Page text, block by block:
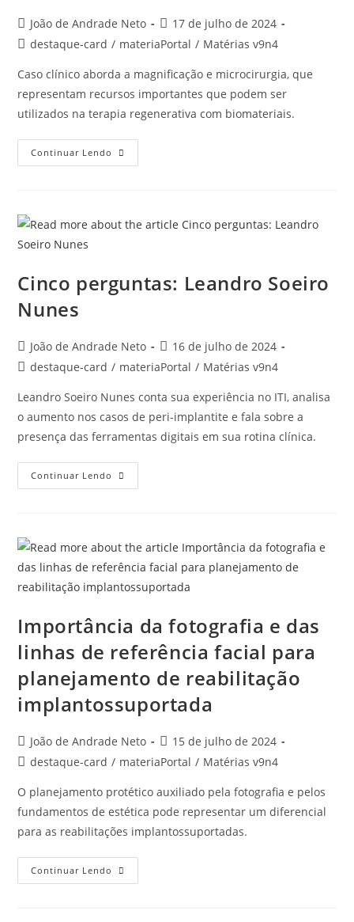
João de Andrade Neto
17 de julho de 2024
destaque-card / materiaPortal / Matérias v9n4
Caso clínico aborda a magnificação e microcirurgia, que
representam recursos importantes que podem ser
utilizados na terapia regenerativa com biomateriais.
Continuar Lendo
Cinco perguntas: Leandro Soeiro
Nunes
João de Andrade Neto
16 de julho de 2024
destaque-card / materiaPortal / Matérias v9n4
Leandro Soeiro Nunes conta sua experiência no ITI, analisa
o aumento nos casos de peri-implantite e fala sobre a
presença das ferramentas digitais em sua rotina clínica.
Continuar Lendo
Importância da fotografia e das
linhas de referência facial para
planejamento de reabilitação
implantossuportada
João de Andrade Neto
15 de julho de 2024
destaque-card / materiaPortal / Matérias v9n4
O planejamento protético auxiliado pela fotografia e pelos
fundamentos de estética pode representar um diferencial
para as reabilitações implantossuportadas.
Continuar Lendo